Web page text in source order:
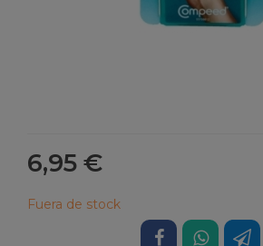
6,95 €
Fuera de stock